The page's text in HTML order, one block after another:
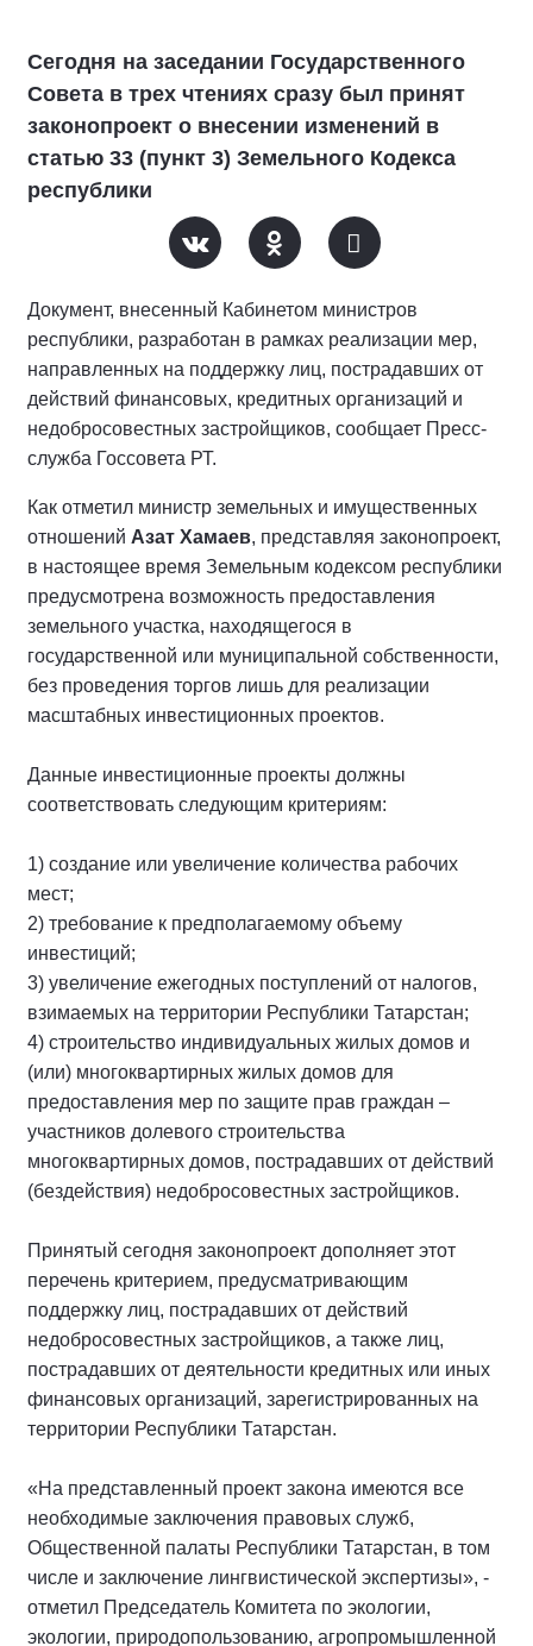
Сегодня на заседании Государственного
Совета в трех чтениях сразу был принят
законопроект о внесении изменений в
статью 33 (пункт 3) Земельного Кодекса
республики
Документ, внесенный Кабинетом министров
республики, разработан в рамках реализации мер,
направленных на поддержку лиц, пострадавших от
действий финансовых, кредитных организаций и
недобросовестных застройщиков, сообщает Пресс-
служба Госсовета РТ.
Как отметил министр земельных и имущественных
отношений Азат Хамаев, представляя законопроект,
в настоящее время Земельным кодексом республики
предусмотрена возможность предоставления
земельного участка, находящегося в
государственной или муниципальной собственности,
без проведения торгов лишь для реализации
масштабных инвестиционных проектов.
Данные инвестиционные проекты должны
соответствовать следующим критериям:
1) создание или увеличение количества рабочих
мест;
2) требование к предполагаемому объему
инвестиций;
3) увеличение ежегодных поступлений от налогов,
взимаемых на территории Республики Татарстан;
4) строительство индивидуальных жилых домов и
(или) многоквартирных жилых домов для
предоставления мер по защите прав граждан –
участников долевого строительства
многоквартирных домов, пострадавших от действий
(бездействия) недобросовестных застройщиков.
Принятый сегодня законопроект дополняет этот
перечень критерием, предусматривающим
поддержку лиц, пострадавших от действий
недобросовестных застройщиков, а также лиц,
пострадавших от деятельности кредитных или иных
финансовых организаций, зарегистрированных на
территории Республики Татарстан.
«На представленный проект закона имеются все
необходимые заключения правовых служб,
Общественной палаты Республики Татарстан, в том
числе и заключение лингвистической экспертизы», -
отметил Председатель Комитета по экологии,
экологии, природопользованию, агропромышленной